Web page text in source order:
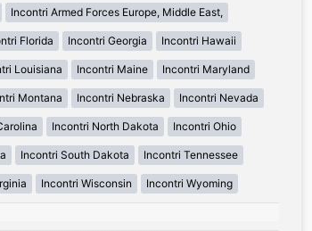
Incontri Armed Forces Europe, Middle East,
Florida Incontri Georgia Incontri Hawaii
Louisiana Incontri Maine Incontri Maryland
Montana Incontri Nebraska Incontri Nevada
Incontri North Dakota Incontri Ohio
Incontri South Dakota Incontri Tennessee
Incontri Wisconsin Incontri Wyoming